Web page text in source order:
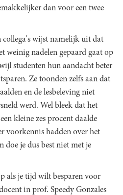
dan voor een twee
collega's wijst namelijk uit dat
weinig nadelen gepaard gaat op
studenten hun aandacht beter
Ze toonden zelfs aan dat
en de lesbeleving niet
werd. Wel bleek dat het
kleine zes procent daalde
voorkennis hadden over het
doe je dus best niet met je
als je tijd wilt besparen voor
in prof. Speedy Gonzales